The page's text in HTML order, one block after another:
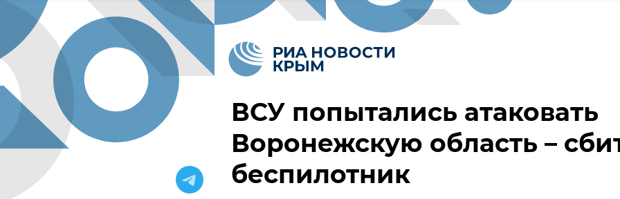
ВСУ попытались атаковать
Воронежскую область –
беспилотник